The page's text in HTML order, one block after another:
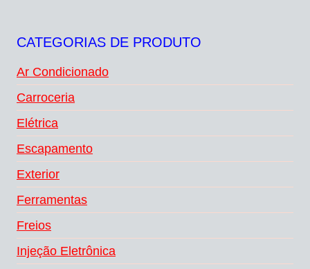
CATEGORIAS DE PRODUTO
Ar Condicionado
Carroceria
Elétrica
Escapamento
Exterior
Ferramentas
Freios
Injeção Eletrônica